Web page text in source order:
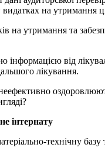
видатках на
на утримання та
інформацією від
лікування.
інтернату
технічну базу